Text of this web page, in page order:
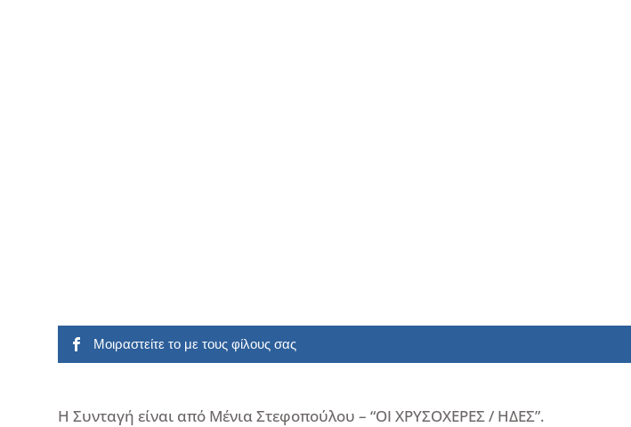
Μοιραστείτε το με τους φίλους σας
Η Συνταγή είναι από Μένια Στεφοπούλου – “ΟΙ ΧΡΥΣΟΧΕΡΕΣ / ΗΔΕΣ”.